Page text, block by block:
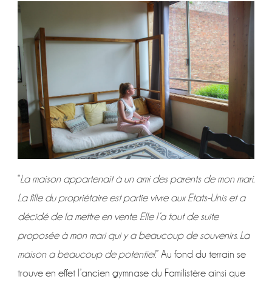
“La maison appartenait à un ami des parents de mon mari.
La fille du propriétaire est partie vivre aux Etats-Unis et a
décidé de la mettre en vente. Elle l’a tout de suite
proposée à mon mari qui y a beaucoup de souvenirs. La
maison a beaucoup de potentiel.” Au fond du terrain se
trouve en effet l’ancien gymnase du Familistère ainsi que